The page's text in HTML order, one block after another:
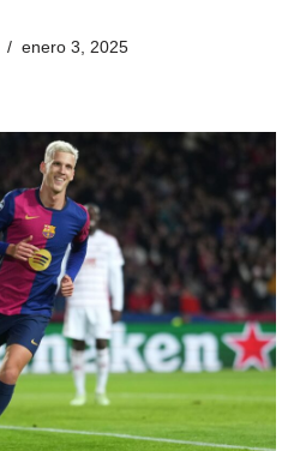
enero 3, 2025